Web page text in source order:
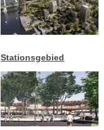
Stationsgebied